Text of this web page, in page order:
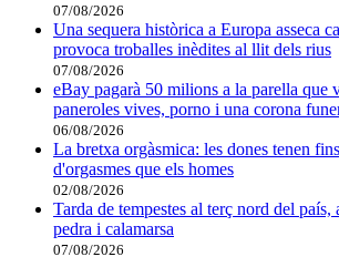
07/08/2026
Una sequera històrica a Europa asseca
provoca troballes inèdites al llit dels rius
07/08/2026
eBay pagarà 50 milions a la parella que
paneroles vives, porno i una corona
06/08/2026
La bretxa orgàsmica: les dones tenen
d'orgasmes que els homes
02/08/2026
Tarda de tempestes al terç nord del país,
pedra i calamarsa
07/08/2026